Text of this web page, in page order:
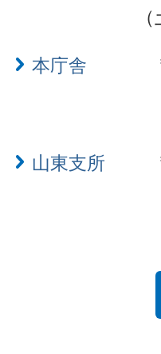
本庁舎
山東支所